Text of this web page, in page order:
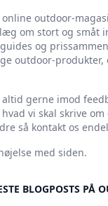
outdoor-
om stort og småt
og
outdoor-produkter,
gerne imod
vi skal skrive
så kontakt os
med siden.
BLOGPOSTS PÅ